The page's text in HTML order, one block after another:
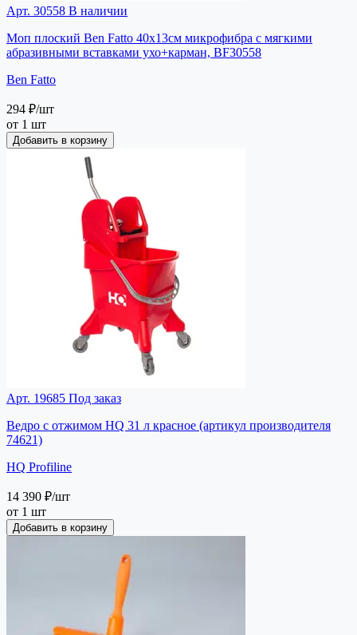
Арт. 30558 В наличии
Моп плоский Ben Fatto 40х13см микрофибра с мягкими
абразивными вставками ухо+карман, BF30558
Ben Fatto
294 ₽/шт
от 1 шт
Добавить в корзину
Арт. 19685 Под заказ
Ведро с отжимом HQ 31 л красное (артикул производителя
74621)
HQ Profiline
14 390 ₽/шт
от 1 шт
Добавить в корзину